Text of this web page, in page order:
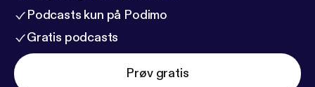
Podcasts kun på Podimo
Gratis podcasts
Prøv gratis